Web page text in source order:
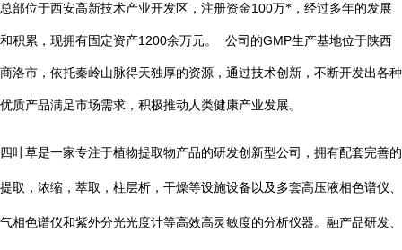
总部位于西安高新技术产业开发区，注册资金100万*，经过多年的发展
和积累，现拥有固定资产1200余万元。 公司的GMP生产基地位于陕西
商洛市，依托秦岭山脉得天独厚的资源，通过技术创新，不断开发出各种
优质产品满足市场需求，积极推动人类健康产业发展。
四叶草是一家专注于植物提取物产品的研发创新型公司，拥有配套完善的
提取，浓缩，萃取，柱层析，干燥等设施设备以及多套高压液相色谱仪、
气相色谱仪和紫外分光光度计等高效高灵敏度的分析仪器。融产品研发、